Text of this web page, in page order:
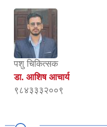
पशु चिकित्सक
डा. आशिष आचार्य
९८४३३३२००९